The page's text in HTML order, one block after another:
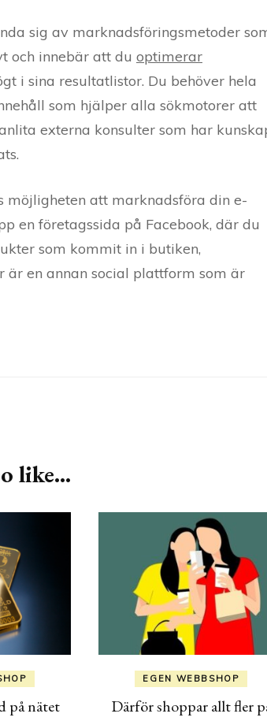
sig av marknadsföringsmetoder
och innebär att du optimerar
i sina resultatlistor. Du behöver hela
som hjälper alla sökmotorer att
externa konsulter som har
möjligheten att marknadsföra din e-
en företagssida på Facebook, där du
som kommit in i butiken,
en annan social plattform som är
like...
på nätet
EGEN WEBBSHOP
Därför shoppar allt fler